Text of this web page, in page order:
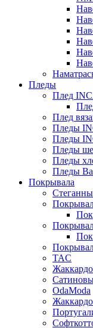
Пледы
Плед
Плед
Пледы
Пледы
Пледы
Пледы
Пледы
Покрывала
TAC
OdaModa